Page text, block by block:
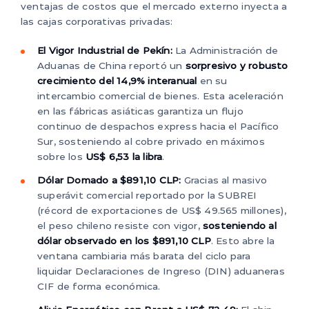
ventajas de costos que el mercado externo inyecta a
las cajas corporativas privadas:
El Vigor Industrial de Pekín:La Administración de
Aduanas de China reportó un sorpresivo y robusto
crecimiento del 14,9% interanual en su
intercambio comercial de bienes. Esta aceleración
en las fábricas asiáticas garantiza un flujo
continuo de despachos express hacia el Pacífico
Sur, sosteniendo al cobre privado en máximos
sobre los US$ 6,53 la libra.
Dólar Domado a $891,10 CLP: Gracias al masivo
superávit comercial reportado por la SUBREI
(récord de exportaciones de US$ 49.565 millones),
el peso chileno resiste con vigor, sosteniendo al
dólar observado en los $891,10 CLP. Esto abre la
ventana cambiaria más barata del ciclo para
liquidar Declaraciones de Ingreso (DIN) aduaneras
CIF de forma económica.